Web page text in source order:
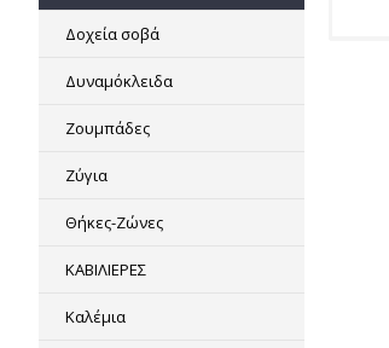
Δοχεία σοβά
Δυναμόκλειδα
Ζουμπάδες
Ζύγια
Θήκες-Ζώνες
ΚΑΒΙΛΙΕΡΕΣ
Καλέμια